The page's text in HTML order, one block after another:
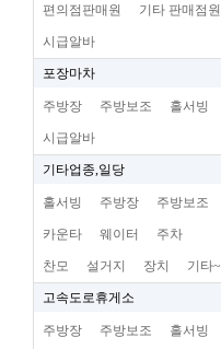
편의점판매원 기타 판매점원
시급알바
포장마차
주방장 주방보조 홀서빙
시급알바
기타업종,일당
홀서빙 주방장 주방보조
카운타 웨이터 주차
찬모 설거지 장치 기타~
고속도로휴게소
주방장 주방보조 홀서빙